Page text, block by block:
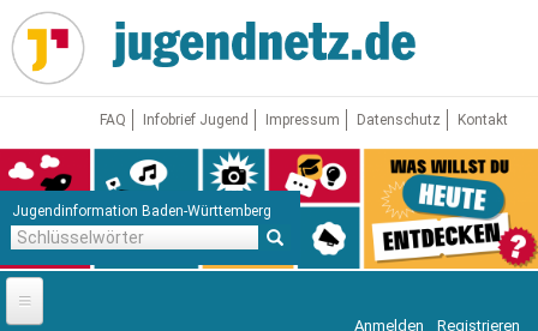
Direkt
zum
Inhalt
FAQ Infobrief Jugend Impressum Datenschutz Kontakt
Jugendinformation Baden-Württemberg
Anmelden Registrieren